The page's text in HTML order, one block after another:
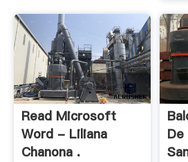
Read Microsoft
Word - Liliana
Chanona .